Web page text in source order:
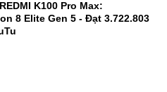
K100 Pro Max:
8 Elite Gen 5 - Đạt 3.722.803